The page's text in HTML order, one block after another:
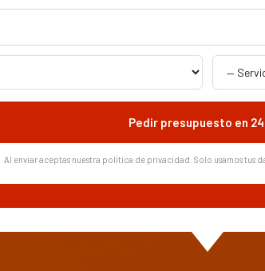
Pedir presupuesto en
Al enviar aceptas nuestra política de privacidad. Solo usamos tus